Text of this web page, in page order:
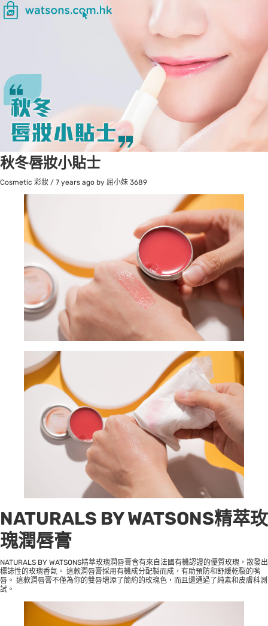
秋冬唇妝小貼士
Cosmetic 彩妝 / 7 years ago by 屈小妹 3689
NATURALS BY WATSONS精萃玫
瑰潤唇膏
NATURALS BY WATSONS精萃玫瑰潤唇膏含有來自法國有機認證的優質玫瑰，散發出
標誌性的玫瑰香氣。 這款潤唇膏採用有機成分配製而成，有助預防和舒緩乾裂的嘴
唇。 這款潤唇膏不僅為你的雙唇增添了簡約的玫瑰色，而且還通過了純素和皮膚科測
試。